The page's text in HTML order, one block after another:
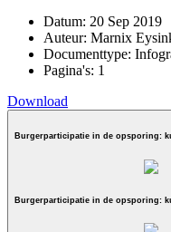
Datum: 20 Sep 2019
Auteur: Marnix
Documenttype:
Pagina's: 1
Download
Burgerparticipatie in de opsporing:
Burgerparticipatie in de opsporing: